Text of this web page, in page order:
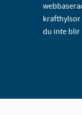
krafthylsor
du inte blir